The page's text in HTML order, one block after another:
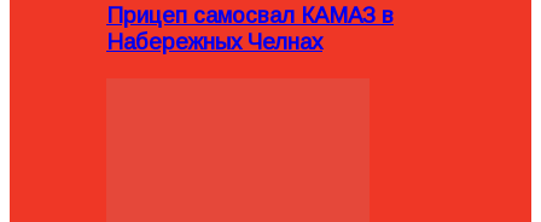
Прицеп самосвал КАМАЗ в
Набережных Челнах